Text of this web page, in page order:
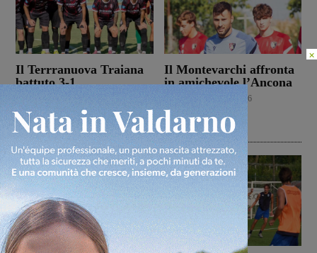
Il Terrranuova Traiana
battuto 3-1
Grosseto
Calcio 8 Agosto 2026
Il Montevarchi affronta
in amichevole l’Ancona
8 Agosto 2026
×